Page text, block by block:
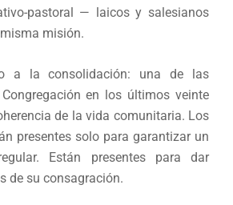
pastoral — laicos y salesianos
misión.
a la consolidación: una de las
en los últimos veinte
de la vida comunitaria. Los
presentes solo para garantizar un
Están presentes para dar
de su consagración.